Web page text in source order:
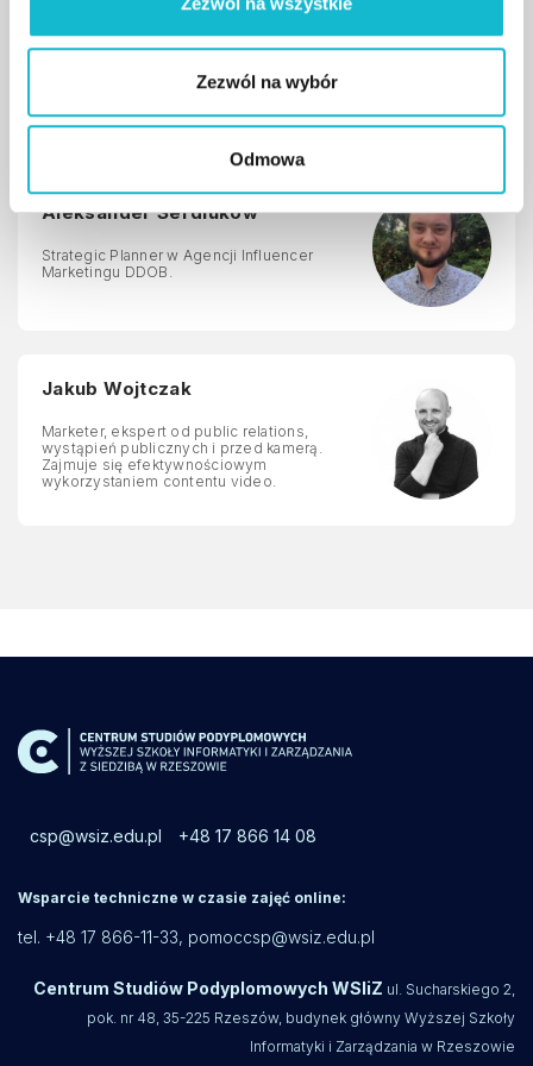
Zezwól na wybór
Odmowa
Senior Online Advertising Specialist w
zakresu Google Ads, Facebook Ads, Google
Aleksander Serdiukow
Strategic Planner w Agencji Influencer
Marketingu DDOB.
Jakub Wojtczak
Marketer, ekspert od public relations,
wystąpień publicznych i przed kamerą.
Zajmuje się efektywnościowym
wykorzystaniem contentu video.
csp@wsiz.edu.pl +48 17 866 14 08
Wsparcie techniczne w czasie zajęć online:
tel. +48 17 866-11-33, pomoccsp@wsiz.edu.pl
Centrum Studiów Podyplomowych WSIiZ ul. Sucharskiego 2,
pok. nr 48, 35-225 Rzeszów, budynek główny Wyższej Szkoły
Informatyki i Zarządzania w Rzeszowie